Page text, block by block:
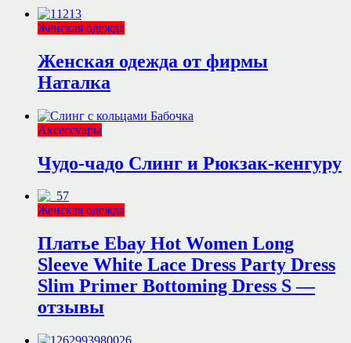
Женская одежда
Женская одежда от фирмы
Наталка
Аксессуары
Чудо-чадо Слинг и Рюкзак-кенгуру
Женская одежда
Платье Ebay Hot Women Long
Sleeve White Lace Dress Party Dress
Slim Primer Bottoming Dress S —
отзывы